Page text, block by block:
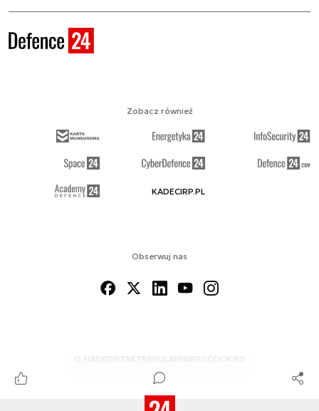
Obserwuj nas
O NAS KONTAKTREGULAMINRSS COOKIES
Zobacz również
KADECIRP.PL